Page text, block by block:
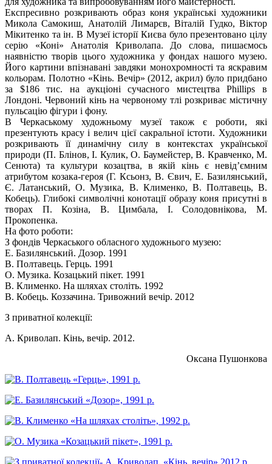
Експресивно розкривають образ коня українські художники
Микола Самокиш, Анатолій Лимарєв, Віталій Гудко, Віктор
Мікитенко та ін. В Музеї історії Києва було презентовано цілу
серію «Коні» Анатолія Криволапа. До слова, пишаємось
наявністю творів цього художника у фондах нашого музею.
Його картини впізнавані завдяки монохромності та яскравим
кольорам. Полотно «Кінь. Вечір» (2012, акрил) було придбано
за $186 тис. на аукціоні сучасного мистецтва Phillips в
Лондоні. Червоний кінь на червоному тлі розкриває містичну
пульсацію фігури і фону.
В Черкаському художньому музеї також є роботи, які
презентують красу і велич цієї сакральної істоти. Художники
розкривають її динамічну силу в контекстах української
природи (П. Блінов, І. Кулик, О. Баумейстер, В. Кравченко, М.
Сенюта) та культури козацтва, в якій кінь є невід’ємним
атрибутом козака-героя (Г. Ксьонз, В. Євич, Е. Базилянський,
Є. Латанський, О. Музика, В. Клименко, В. Полтавець, В.
Кобець). Глибокі символічні конотації образу коня присутні в
творах П. Козіна, В. Цимбала, І. Солодовнікова, М.
Прокопенка.
На фото роботи:
З фондів Черкаського обласного художнього музею:
Е. Базилянський. Дозор. 1991
В. Полтавець. Герць. 1991
О. Музика. Козацький пікет. 1991
В. Клименко. На шляхах століть. 1992
В. Кобець. Коззачина. Тривожний вечір. 2012
З приватної колекції:
А. Криволап. Кінь, вечір. 2012.
Оксана Пушонкова